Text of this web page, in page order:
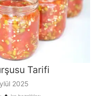
Tarifi
2025